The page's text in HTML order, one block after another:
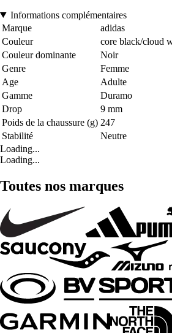
Informations complémentaires
Marque
adidas
Couleur
core black/cloud
Couleur dominante
Noir
Genre
Femme
Age
Adulte
Gamme
Duramo
Drop
9 mm
Poids de la chaussure (g) 247
Stabilité
Neutre
Loading...
Loading...
Toutes nos marques